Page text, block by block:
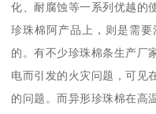
化、耐腐蚀等一系列优越的
珍珠棉阿产品上，则是需
的。有不少珍珠棉条生产厂
电而引发的火灾问题，可见
的问题。而异形珍珠棉在高